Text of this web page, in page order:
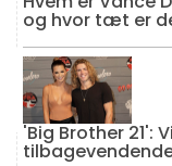
og hvor tæt er
'Big Brother 21':